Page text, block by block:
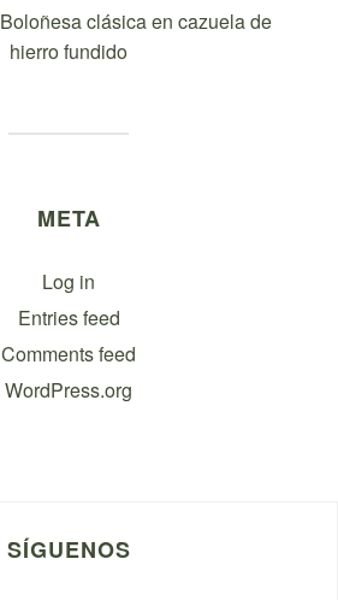
Boloñesa clásica en cazuela de
hierro fundido
META
Log in
Entries feed
Comments feed
WordPress.org
SÍGUENOS